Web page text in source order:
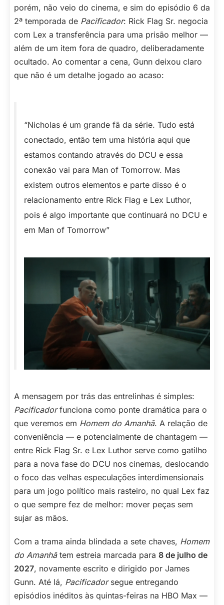
porém, não veio do cinema, e sim do episódio 6 da
2ª temporada de Pacificador: Rick Flag Sr. negocia
com Lex a transferência para uma prisão melhor —
além de um item fora de quadro, deliberadamente
ocultado. Ao comentar a cena, Gunn deixou claro
que não é um detalhe jogado ao acaso:
“Nicholas é um grande fã da série. Tudo está
conectado, então tem uma história aqui que
estamos contando através do DCU e essa
conexão vai para Man of Tomorrow. Mas
existem outros elementos e parte disso é o
relacionamento entre Rick Flag e Lex Luthor,
pois é algo importante que continuará no DCU e
em Man of Tomorrow”
A mensagem por trás das entrelinhas é simples:
Pacificadorfunciona como ponte dramática para o
que veremos em Homem do Amanhã. A relação de
conveniência — e potencialmente de chantagem —
entre Rick Flag Sr. e Lex Luthor serve como gatilho
para a nova fase do DCU nos cinemas, deslocando
o foco das velhas especulações interdimensionais
para um jogo político mais rasteiro, no qual Lex faz
o que sempre fez de melhor: mover peças sem
sujar as mãos.
Com a trama ainda blindada a sete chaves, Homem
do Amanhãtem estreia marcada para 8 de julho de
2027, novamente escrito e dirigido por James
Gunn. Até lá, Pacificadorsegue entregando
episódios inéditos às quintas-feiras na HBO Max —